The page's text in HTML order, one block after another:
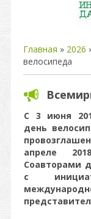
Главная » 2026
велосипеда
С 3 июня
день
апреле
Соавторами
с